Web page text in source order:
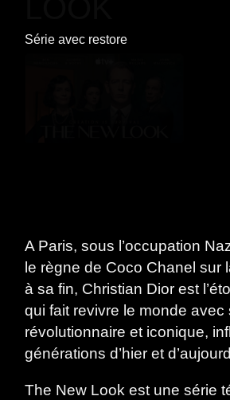
Série avec restore
A Paris, sous l’occupation
le règne de Coco Chanel sur
à sa fin, Christian Dior est
qui fait revivre le monde avec
révolutionnaire et iconique,
générations d’hier et
The New Look est une série